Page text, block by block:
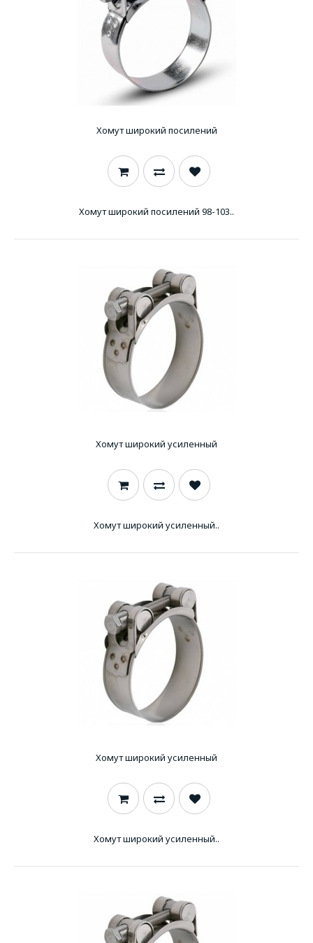
Хомут широкий посилений
Хомут широкий посилений 98-103..
Хомут широкий усиленный
Хомут широкий усиленный..
Хомут широкий усиленный
Хомут широкий усиленный..